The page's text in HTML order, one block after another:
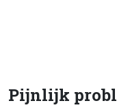
Pijnlijk